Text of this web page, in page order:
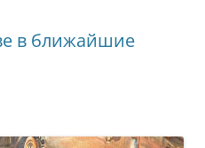
в ближайшие